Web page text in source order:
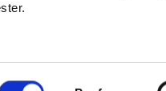
DUKA Blog